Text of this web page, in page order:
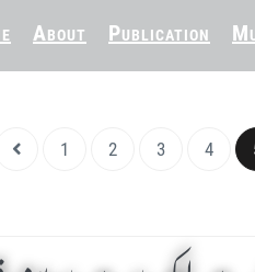
About Publication
1 2 3 4